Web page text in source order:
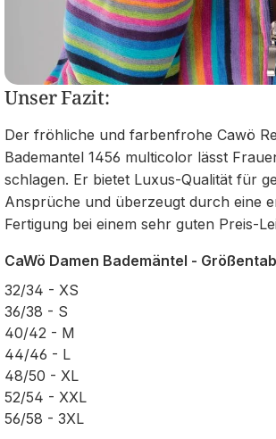
Unser Fazit:
Der fröhliche und farbenfrohe Cawö
Bademantel 1456 multicolor lässt
schlagen. Er bietet Luxus-Qualität für
Ansprüche und überzeugt durch eine
Fertigung bei einem sehr guten Preis-
CaWö Damen Bademäntel -
32/34 - XS
36/38 - S
40/42 - M
44/46 - L
48/50 - XL
52/54 - XXL
56/58 - 3XL